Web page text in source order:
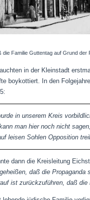
die Familie Guttentag auf Grund
in der Kleinstadt
boykottiert. In den
in unserem Kreis
man hier noch nicht
leisen Sohlen Opposition
dann die Kreisleitung
daß die
ist zurückzuführen, daß